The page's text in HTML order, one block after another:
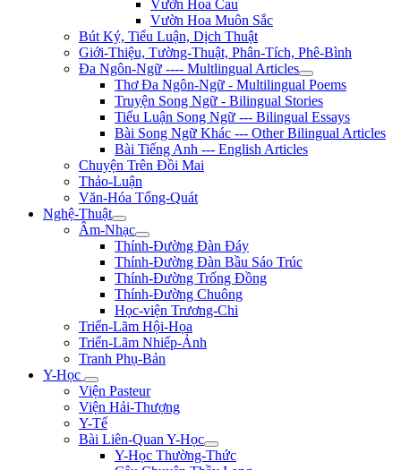
Vườn Hoa Cau
Vườn Hoa Muôn Sắc
Bút Ký, Tiểu Luận, Dịch Thuật
Giới-Thiệu, Tường-Thuật, Phân-Tích, Phê-Bình
Đa Ngôn-Ngữ ---- Multlingual Articles
Thơ Đa Ngôn-Ngữ - Multilingual Poems
Truyện Song Ngữ - Bilingual Stories
Tiểu Luận Song Ngữ --- Bilingual Essays
Bài Song Ngữ Khác --- Other Bilingual Articles
Bài Tiếng Anh --- English Articles
Chuyện Trên Đồi Mai
Thảo-Luận
Văn-Hóa Tổng-Quát
Nghệ-Thuật
Âm-Nhạc
Thính-Đường Đàn Đáy
Thính-Đường Đàn Bầu Sáo Trúc
Thính-Đường Trống Đồng
Thính-Đường Chuông
Học-viện Trương-Chi
Triển-Lãm Hội-Họa
Triển-Lãm Nhiếp-Ảnh
Tranh Phụ-Bản
Y-Học
Viện Pasteur
Viện Hải-Thượng
Y-Tế
Bài Liên-Quan Y-Học
Y-Học Thường-Thức